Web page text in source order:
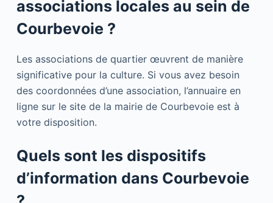
associations locales au sein de
Courbevoie ?
Les associations de quartier œuvrent de manière
significative pour la culture. Si vous avez besoin
des coordonnées d’une association, l’annuaire en
ligne sur le site de la mairie de Courbevoie est à
votre disposition.
Quels sont les dispositifs
d’information dans Courbevoie